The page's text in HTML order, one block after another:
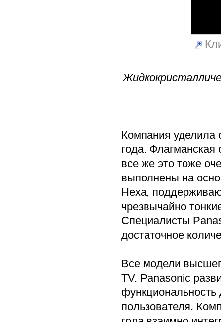
Компания уделила
года.
все же это тоже
выполнены на
Hexa,
чрезвычайно
Специалисты
достаточное
Все модели
TV. Panasonic
пользователя.